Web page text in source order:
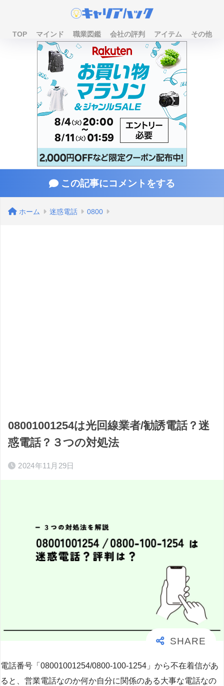
TOP マインド 職業図鑑 会社の評判 アイテム その他
この記事にコメントをする
ホーム 迷惑電話 0800
08001001254は光回線業者/勧誘電話？迷
惑電話？３つの対処法
2024年11月29日
電話番号「08001001254/0800-100-1254」から不在着信があ
ると、営業電話なのか何か自分に関係のある大事な電話なの